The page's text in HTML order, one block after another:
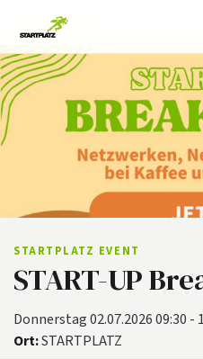
STARTPLATZ EVENT
START-UP
Donnerstag 02.07.2026 09:30 -
Ort:STARTPLATZ